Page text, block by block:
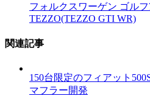
フォルクスワーゲン ゴルフ
TEZZO(TEZZO GTI WR)
関連記事
150台限定のフィアット
マフラー開発